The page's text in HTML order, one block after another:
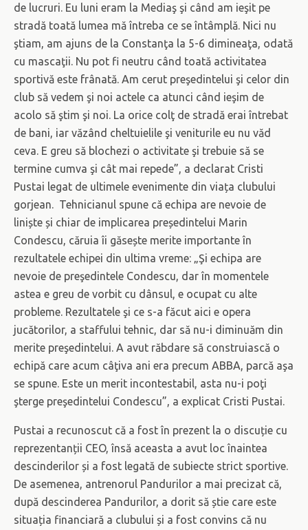
de lucruri. Eu luni eram la Mediaş şi când am ieşit pe
stradă toată lumea mă întreba ce se întâmplă. Nici nu
ştiam, am ajuns de la Constanţa la 5-6 dimineaţa, odată
cu mascaţii. Nu pot fi neutru când toată activitatea
sportivă este frânată. Am cerut preşedintelui şi celor din
club să vedem şi noi actele ca atunci când ieşim de
acolo să ştim şi noi. La orice colţ de stradă erai întrebat
de bani, iar văzând cheltuielile şi veniturile eu nu văd
ceva. E greu să blochezi o activitate şi trebuie să se
termine cumva şi cât mai repede”, a declarat Cristi
Pustai legat de ultimele evenimente din viața clubului
gorjean. Tehnicianul spune că echipa are nevoie de
liniște și chiar de implicarea președintelui Marin
Condescu, căruia îi găsește merite importante în
rezultatele echipei din ultima vreme: „Şi echipa are
nevoie de preşedintele Condescu, dar în momentele
astea e greu de vorbit cu dânsul, e ocupat cu alte
probleme. Rezultatele şi ce s-a făcut aici e opera
jucătorilor, a staffului tehnic, dar să nu-i diminuăm din
merite preşedintelui. A avut răbdare să construiască o
echipă care acum câţiva ani era precum ABBA, parcă aşa
se spune. Este un merit incontestabil, asta nu-i poţi
şterge preşedintelui Condescu”, a explicat Cristi Pustai.
Pustai a recunoscut că a fost în prezent la o discuție cu
reprezentanții CEO, însă aceasta a avut loc înaintea
descinderilor și a fost legată de subiecte strict sportive.
De asemenea, antrenorul Pandurilor a mai precizat că,
după descinderea Pandurilor, a dorit să știe care este
situația financiară a clubului și a fost convins că nu